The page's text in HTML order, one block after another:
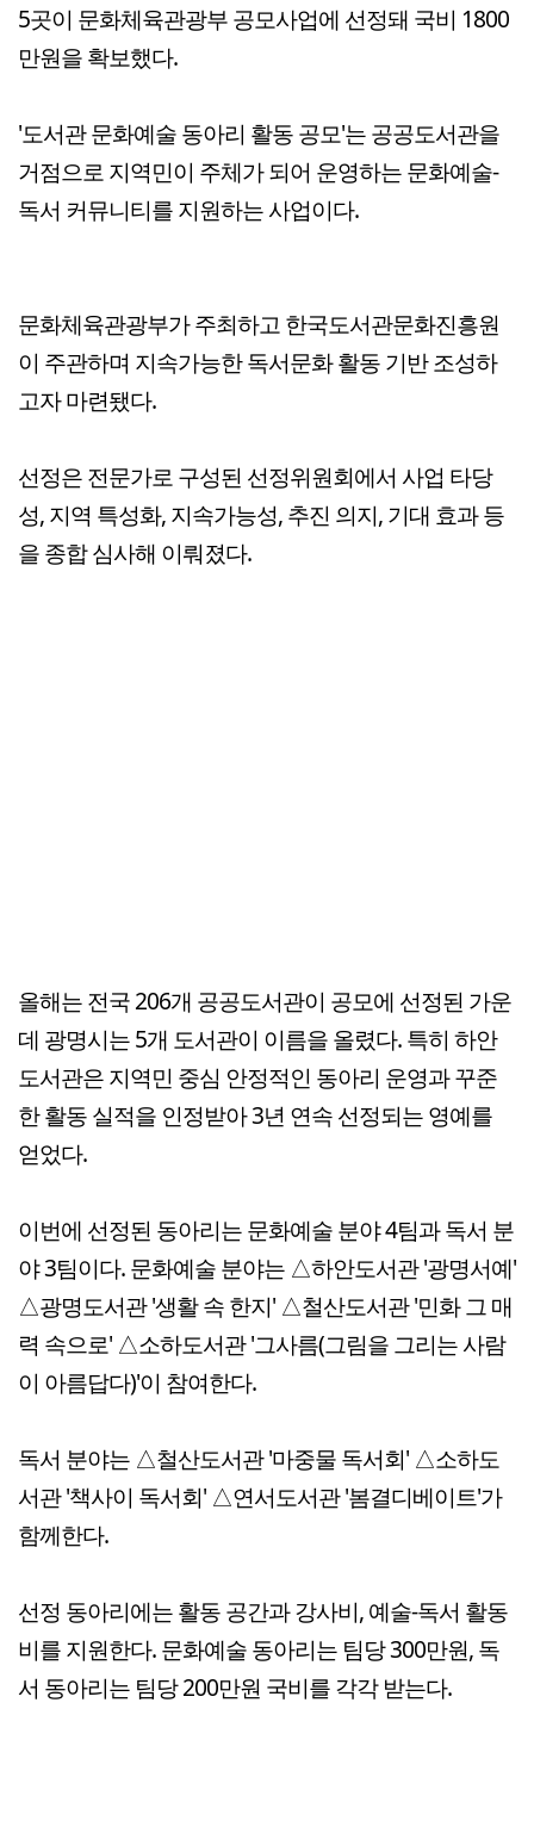
5곳이 문화체육관광부 공모사업에 선정돼 국비 1800
만원을 확보했다.
'도서관 문화예술 동아리 활동 공모'는 공공도서관을
거점으로 지역민이 주체가 되어 운영하는 문화예술-
독서 커뮤니티를 지원하는 사업이다.
문화체육관광부가 주최하고 한국도서관문화진흥원
이 주관하며 지속가능한 독서문화 활동 기반 조성하
고자 마련됐다.
선정은 전문가로 구성된 선정위원회에서 사업 타당
성, 지역 특성화, 지속가능성, 추진 의지, 기대 효과 등
을 종합 심사해 이뤄졌다.
올해는 전국 206개 공공도서관이 공모에 선정된 가운
데 광명시는 5개 도서관이 이름을 올렸다. 특히 하안
도서관은 지역민 중심 안정적인 동아리 운영과 꾸준
한 활동 실적을 인정받아 3년 연속 선정되는 영예를
얻었다.
이번에 선정된 동아리는 문화예술 분야 4팀과 독서 분
야 3팀이다. 문화예술 분야는 △하안도서관 '광명서예'
△광명도서관 '생활 속 한지' △철산도서관 '민화 그 매
력 속으로' △소하도서관 '그사름(그림을 그리는 사람
이 아름답다)'이 참여한다.
독서 분야는 △철산도서관 '마중물 독서회' △소하도
서관 '책사이 독서회' △연서도서관 '봄결디베이트'가
함께한다.
선정 동아리에는 활동 공간과 강사비, 예술-독서 활동
비를 지원한다. 문화예술 동아리는 팀당 300만원, 독
서 동아리는 팀당 200만원 국비를 각각 받는다.